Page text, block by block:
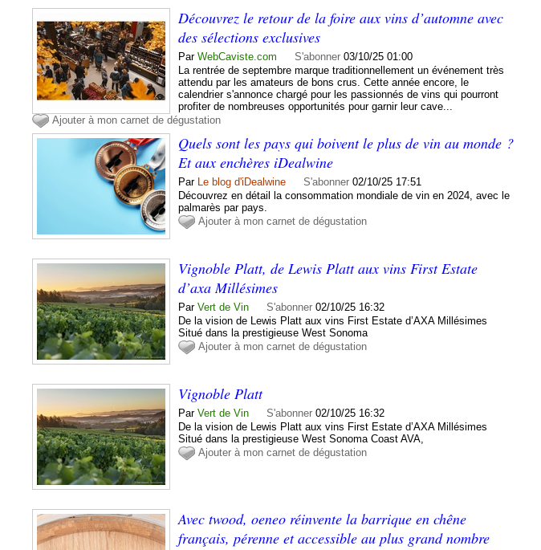
Découvrez le retour de la foire aux vins d’automne avec
des sélections exclusives
ParWebCaviste.com S'abonner 03/10/25 01:00
La rentrée de septembre marque traditionnellement un événement très
attendu par les amateurs de bons crus. Cette année encore, le
calendrier s'annonce chargé pour les passionnés de vins qui pourront
profiter de nombreuses opportunités pour garnir leur cave...
Ajouter à mon carnet de dégustation
Quels sont les pays qui boivent le plus de vin au monde ?
Et aux enchères iDealwine
Par Le blog d'iDealwine S'abonner 02/10/25 17:51
Découvrez en détail la consommation mondiale de vin en 2024, avec le
palmarès par pays.
Ajouter à mon carnet de dégustation
Vignoble Platt, de Lewis Platt aux vins First Estate
d’axa Millésimes
ParVert de Vin S'abonner 02/10/25 16:32
De la vision de Lewis Platt aux vins First Estate d’AXA Millésimes
Situé dans la prestigieuse West Sonoma
Ajouter à mon carnet de dégustation
Vignoble Platt
ParVert de Vin S'abonner 02/10/25 16:32
De la vision de Lewis Platt aux vins First Estate d’AXA Millésimes
Situé dans la prestigieuse West Sonoma Coast AVA,
Ajouter à mon carnet de dégustation
Avec twood, oeneo réinvente la barrique en chêne
français, pérenne et accessible au plus grand nombre